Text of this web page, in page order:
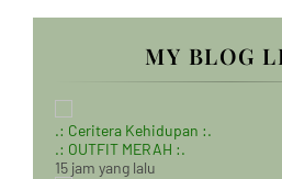
MY BLOG
.: Ceritera Kehidupan :.
.: OUTFIT MERAH :.
15 jam yang lalu